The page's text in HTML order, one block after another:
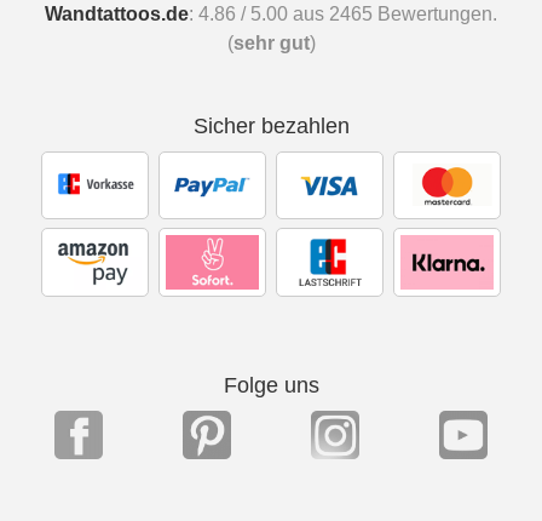
Wandtattoos.de: 4.86 / 5.00 aus 2465 Bewertungen.
(sehr gut)
Sicher bezahlen
Folge uns